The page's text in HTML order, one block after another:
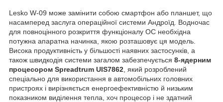
Lesko W-09 може замінити собою смартфон або планшет, що
насамперед заслуга операційної системи Андроїд. Водночас
для повноцінного розкриття функціоналу ОС необхідна
потужна апаратна начинка, якою розташовує ця модель.
Висока продуктивність у більшості наявних застосунків, а
також швидкодія системи загалом забезпечується 8-ядерним
процесором Spreadtrum UIS7862 , який розроблений
спеціально для використання в автомобільних головних
пристроях і вирізняється енергоефективністю й низьким
показником виділення тепла, хоч процесор і не здатний